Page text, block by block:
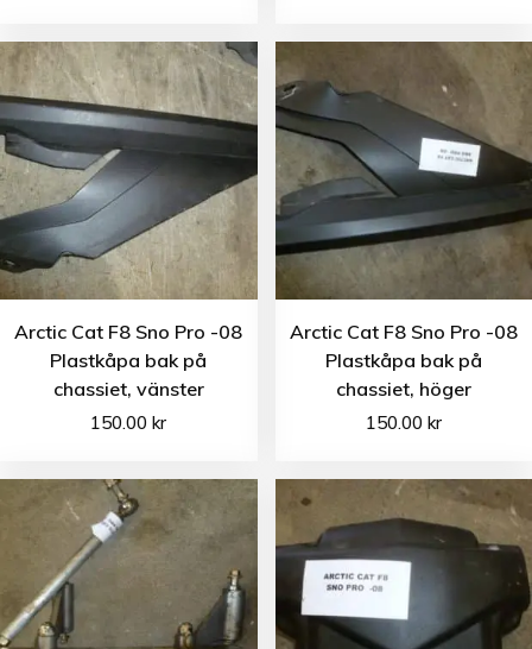
Arctic Cat F8 Sno Pro -08
Plastkåpa bak på
chassiet, vänster
150.00kr
Arctic Cat F8 Sno Pro -08
Plastkåpa bak på
chassiet, höger
150.00 kr